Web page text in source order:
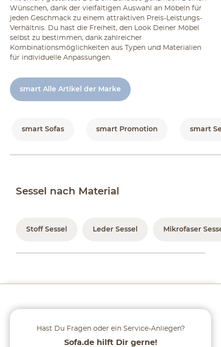
Wünschen, dank der vielfältigen Auswahl an Möbeln für
jeden Geschmack zu einem attraktiven Preis-Leistungs-
Verhältnis. Du hast die Freiheit, den Look Deiner Möbel
selbst zu bestimmen, dank zahlreicher
Kombinationsmöglichkeiten aus Typen und Materialien
für individuelle Anpassungen.
smart Alle Artikel der Marke
smart Sofas smart Promotion smart
Sessel nach Material
Stoff Sessel Leder Sessel Mikrofaser
Hast Du Fragen oder ein Service-Anliegen?
Sofa.de hilft Dir gerne!